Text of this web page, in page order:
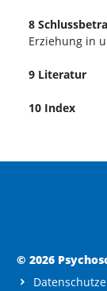
8
Erziehung in
9 Literatur
10 Index
© 2026